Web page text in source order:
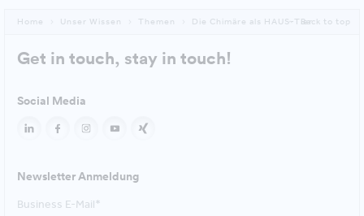
Home Unser Wissen Themen Die Chimäre als HAUS-TierBack to top
Get in touch, stay in touch!
Social Media
Newsletter Anmeldung